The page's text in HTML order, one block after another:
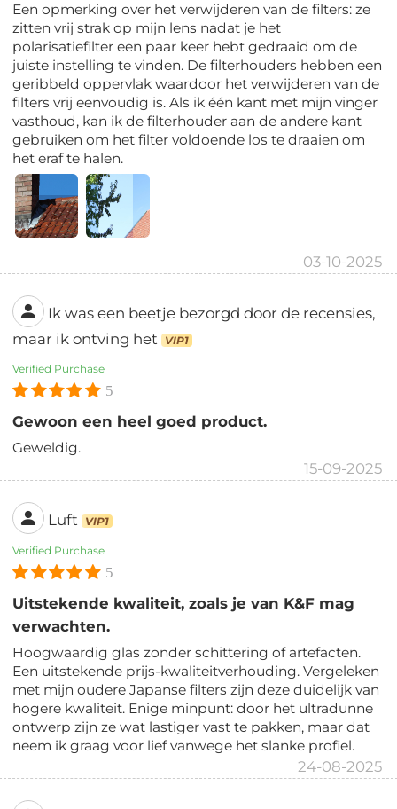
Een opmerking over het verwijderen van de filters: ze
zitten vrij strak op mijn lens nadat je het
polarisatiefilter een paar keer hebt gedraaid om de
juiste instelling te vinden. De filterhouders hebben een
geribbeld oppervlak waardoor het verwijderen van de
filters vrij eenvoudig is. Als ik één kant met mijn vinger
vasthoud, kan ik de filterhouder aan de andere kant
gebruiken om het filter voldoende los te draaien om
het eraf te halen.
03-10-2025
Ik was een beetje bezorgd door de recensies,
maar ik ontving het
VIP1
Verified Purchase
5
Gewoon een heel goed product.
Geweldig.
15-09-2025
Luft VIP1
Verified Purchase
5
Uitstekende kwaliteit, zoals je van K&F mag
verwachten.
Hoogwaardig glas zonder schittering of artefacten.
Een uitstekende prijs-kwaliteitverhouding. Vergeleken
met mijn oudere Japanse filters zijn deze duidelijk van
hogere kwaliteit. Enige minpunt: door het ultradunne
ontwerp zijn ze wat lastiger vast te pakken, maar dat
neem ik graag voor lief vanwege het slanke profiel.
24-08-2025